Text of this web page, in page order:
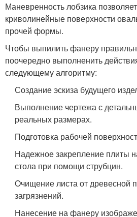
Маневренность лобзика
криволинейные поверхности
прочей формы.
Чтобы выпилить фанеру
поочередно выполненить
следующему алгоритму:
Создание эскиза будущего
Выполнение чертежа с
реальных размерах.
Подготовка рабочей
Надежное закрепление плиты
стола при помощи струбцин.
Очищение листа от древесной
загрязнений.
Нанесение на фанеру